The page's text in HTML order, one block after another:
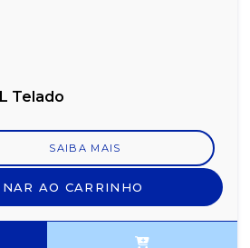
Telado
SAIBA MAIS
AO CARRINHO